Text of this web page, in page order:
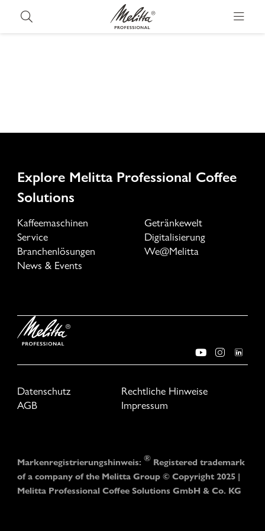
Explore Melitta Professional Coffee
Solutions
Kaffeemaschinen
Getränkewelt
Service
Digitalisierung
Branchenlösungen
We@Melitta
News & Events
Datenschutz
Rechtliche Hinweise
AGB
Impressum
Markenregistrierungshinweis: ® Registered trademark
of a company of the Melitta Group © Copyright 2025 |
Melitta Professional Coffee Solutions GmbH & Co. KG